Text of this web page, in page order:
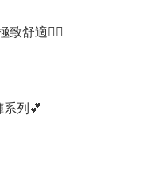
舒適👍🏻
列💕